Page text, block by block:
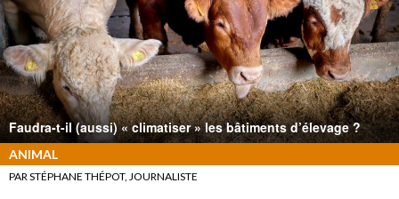
Faudra-t-il (aussi) « climatiser » les bâtiments d’élevage ?
ANIMAL
PAR STÉPHANE THÉPOT, JOURNALISTE